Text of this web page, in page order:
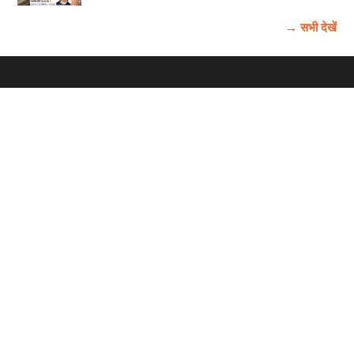
→ सभी देखें